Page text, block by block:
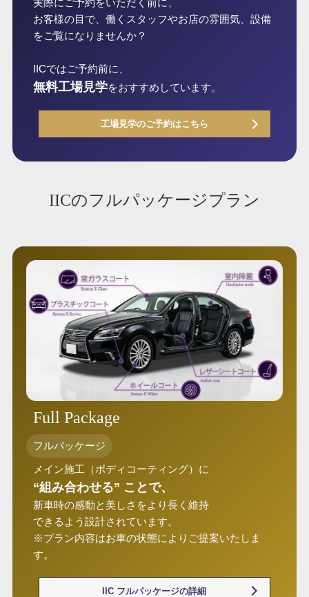
実際にご予約をいただく前に、
お客様の目で、働くスタッフやお店の雰囲気、設備
をご覧になりませんか？
IICではご予約前に、
無料工場見学をおすすめしています。
工場見学のご予約はこちら
IICのフルパッケージプラン
Full Package
フルパッケージ
メイン施工（ボディコーティング）に
“組み合わせる” ことで、
新車時の感動と美しさをより長く維持
できるよう設計されています。
※プラン内容はお車の状態によりご提案いたしま
す。
IIC フルパッケージの詳細